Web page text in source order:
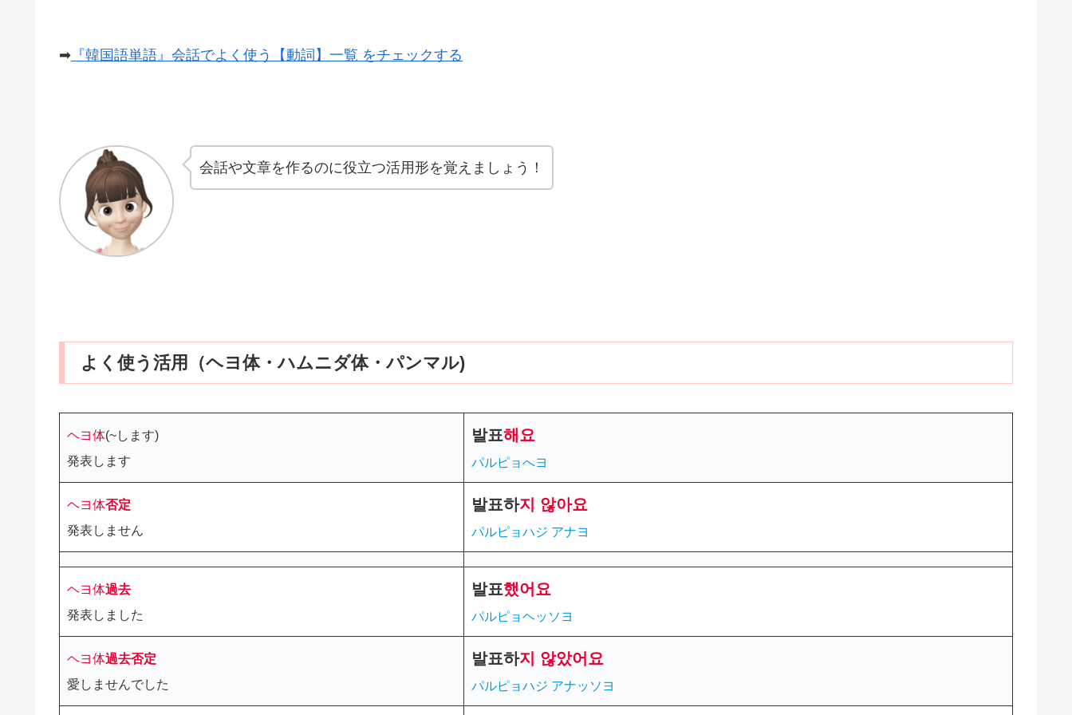
➡ 『韓国語単語』会話でよく使う【動詞】一覧 をチェックする
会話や文章を作るのに役立つ活用形を覚えましょう！
よく使う活用（ヘヨ体・ハムニダ体・パンマル)
ヘヨ体(~します)
発表します
발표해요
パルピョへヨ
ヘヨ体否定
発表しません
발표하지 않아요
パルピョハジ アナヨ
ヘヨ体過去
発表しました
발표했어요
パルピョヘッソヨ
ヘヨ体過去否定
愛しませんでした
발표하지 않았어요
パルピョハジ アナッソヨ